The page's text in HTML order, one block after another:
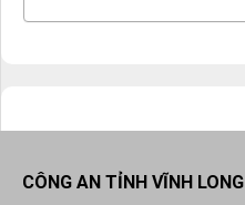
CÔNG AN TỈNH VĨNH LONG